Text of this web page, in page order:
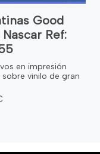
Good
Ref:
en impresión
vinilo de gran